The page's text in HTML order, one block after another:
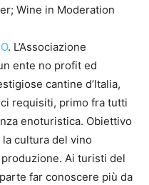
Wine in Moderation
. L’Associazione
ente no profit ed
cantine d’Italia,
requisiti, primo fra tutti
enoturistica. Obiettivo
cultura del vino
Ai turisti del
far conoscere più da